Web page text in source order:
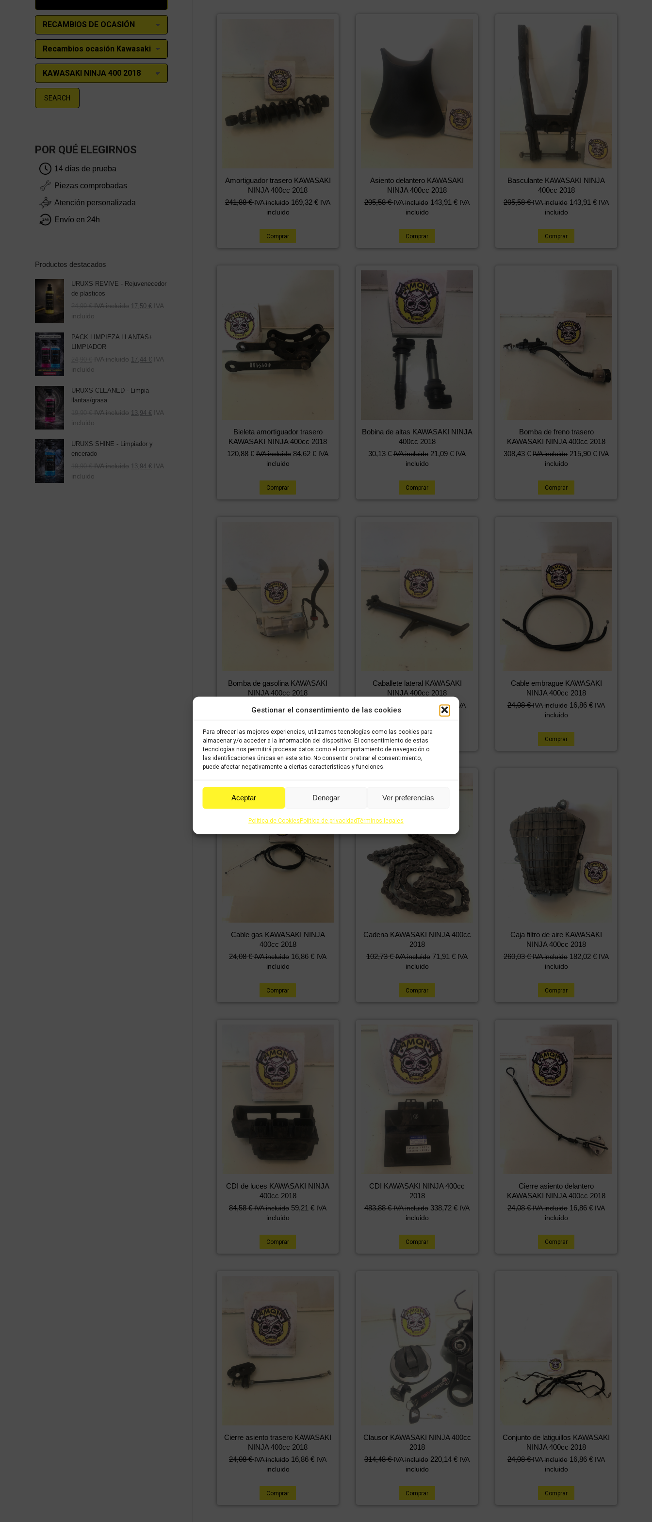
Gestionar el consentimiento de las cookies
Para ofrecer las mejores experiencias, utilizamos tecnologías como las cookies para
almacenar y/o acceder a la información del dispositivo. El consentimiento de estas
tecnologías nos permitirá procesar datos como el comportamiento de navegación o
las identificaciones únicas en este sitio. No consentir o retirar el consentimiento,
puede afectar negativamente a ciertas características y funciones.
Aceptar Denegar Ver preferencias
Política de CookiesPolítica de privacidadTérminos legales
Amortiguador trasero KAWASAKI
NINJA 400cc 2018
241,88€ IVA incluido 169,32 € IVA
incluido
Comprar
Asiento delantero KAWASAKI
NINJA 400cc 2018
205,58€ IVA incluido 143,91 € IVA
incluido
Comprar
Basculante KAWASAKI NINJA
400cc 2018
205,58€ IVA incluido 143,91 € IVA
incluido
Comprar
Bieleta amortiguador trasero
KAWASAKI NINJA 400cc 2018
120,88€ IVA incluido 84,62 € IVA
incluido
Comprar
Bobina de altas KAWASAKI NINJA
400cc 2018
30,13€ IVA incluido 21,09 € IVA
incluido
Comprar
Bomba de freno trasero
KAWASAKI NINJA 400cc 2018
308,43€ IVA incluido 215,90 € IVA
incluido
Comprar
Bomba de gasolina KAWASAKI
NINJA 400cc 2018
incluido
Comprar
Caballete lateral KAWASAKI
NINJA 400cc 2018
33,80€
IVA
Comprar
Cable embrague KAWASAKI
NINJA 400cc 2018
24,08€ IVA incluido 16,86 € IVA
incluido
Comprar
Cable gas KAWASAKI NINJA
400cc 2018
24,08€ IVA incluido 16,86 € IVA
incluido
Comprar
Cadena KAWASAKI NINJA 400cc
2018
102,73€ IVA incluido 71,91 € IVA
incluido
Comprar
Caja filtro de aire KAWASAKI
NINJA 400cc 2018
260,03€ IVA incluido 182,02 € IVA
incluido
Comprar
CDI de luces KAWASAKI NINJA
400cc 2018
84,58€ IVA incluido 59,21 € IVA
incluido
Comprar
CDI KAWASAKI NINJA 400cc
2018
483,88€ IVA incluido 338,72 € IVA
incluido
Comprar
Cierre asiento delantero
KAWASAKI NINJA 400cc 2018
24,08€ IVA incluido 16,86 € IVA
incluido
Comprar
Cierre asiento trasero KAWASAKI
NINJA 400cc 2018
24,08€ IVA incluido 16,86 € IVA
incluido
Comprar
Clausor KAWASAKI NINJA 400cc
2018
314,48€ IVA incluido 220,14 € IVA
incluido
Comprar
Conjunto de latiguillos KAWASAKI
NINJA 400cc 2018
24,08€ IVA incluido 16,86 € IVA
incluido
Comprar
SEARCH
POR QUÉ ELEGIRNOS
14 días de prueba
Piezas comprobadas
Atención personalizada
Envío en 24h
Productos destacados
URUXS REVIVE - Rejuvenecedor
de plasticos
24,99 € IVA incluido 17,50 € IVA
incluido
PACK LIMPIEZA LLANTAS+
LIMPIADOR
El
precio
era:
39,80 €.
24,90 € El
precio
es:
24,90 €.
IVA incluido 17,44 € IVA
incluido
URUXS CLEANED - Limpia
llantas/grasa
19,90 € IVA incluido 13,94 € IVA
incluido
URUXS SHINE - Limpiador y
encerado
19,90 € IVA incluido 13,94 € IVA
incluido